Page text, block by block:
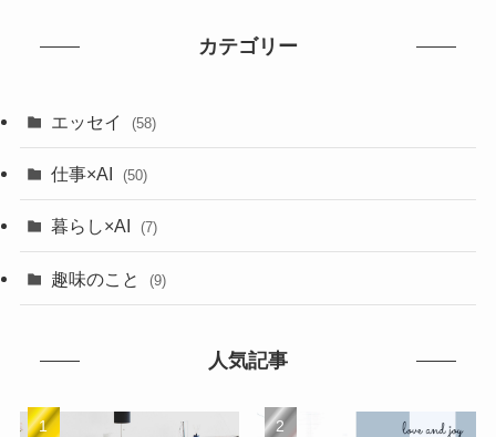
カテゴリー
エッセイ (58)
仕事×AI (50)
暮らし×AI (7)
趣味のこと (9)
人気記事